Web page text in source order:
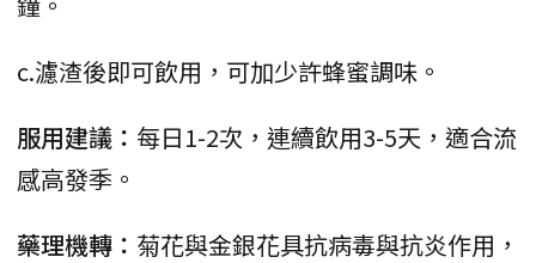
c.濾渣後即可飲用，可加少許蜂蜜調味。
服用建議： 每日1-2次，連續飲用3-5天，適合流
感高發季。
藥理機轉： 菊花與金銀花具抗病毒與抗炎作用，